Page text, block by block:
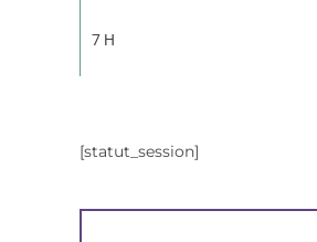
7 H
[statut_session]